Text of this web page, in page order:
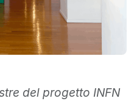
del progetto INFN